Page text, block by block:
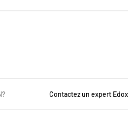
Contactez un expert Edox